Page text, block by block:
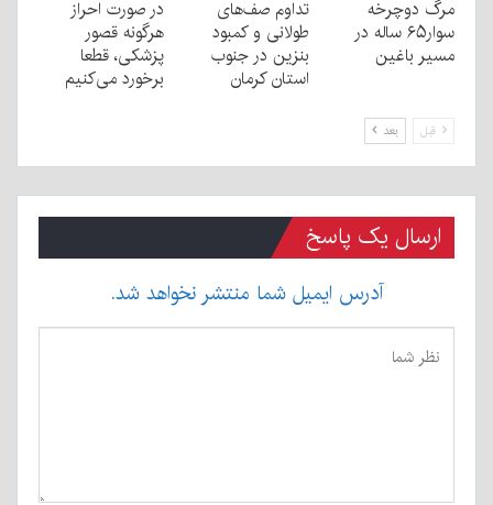
مرگ دوچرخه
سوار۶۵ ساله در
مسیر باغین
تداوم صف‌های
طولانی و کمبود
بنزین در جنوب
استان کرمان
در صورت احراز
هرگونه قصور
پزشکی، قطعا
برخورد می‌کنیم
قبل بعد
ارسال یک پاسخ
آدرس ایمیل شما منتشر نخواهد شد.